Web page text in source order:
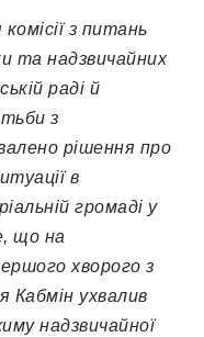
з питань
та надзвичайних
раді й
з
рішення про
в
громаді у
що на
хворого з
Кабмін ухвалив
надзвичайної